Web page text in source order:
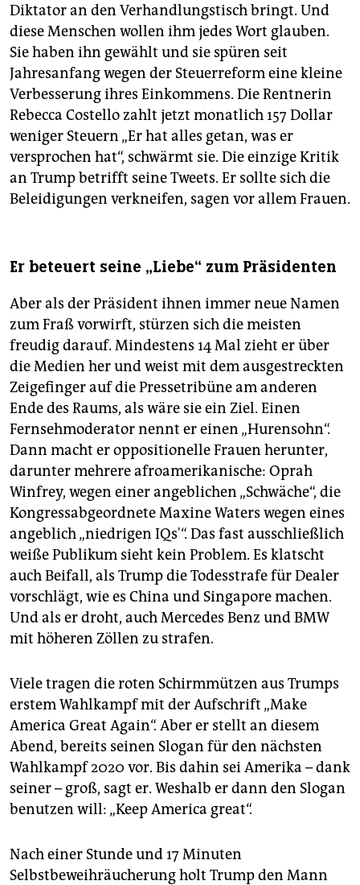
Diktator an den Verhandlungstisch bringt. Und
diese Menschen wollen ihm jedes Wort glauben.
Sie haben ihn gewählt und sie spüren seit
Jahresanfang wegen der Steuerreform eine kleine
Verbesserung ihres Einkommens. Die Rentnerin
Rebecca Costello zahlt jetzt monatlich 157 Dollar
weniger Steuern „Er hat alles getan, was er
versprochen hat“, schwärmt sie. Die einzige Kritik
an Trump betrifft seine Tweets. Er sollte sich die
Beleidigungen verkneifen, sagen vor allem Frauen.
Er beteuert seine „Liebe“ zum Präsidenten
Aber als der Präsident ihnen immer neue Namen
zum Fraß vorwirft, stürzen sich die meisten
freudig darauf. Mindestens 14 Mal zieht er über
die Medien her und weist mit dem ausgestreckten
Zeigefinger auf die Pressetribüne am anderen
Ende des Raums, als wäre sie ein Ziel. Einen
Fernsehmoderator nennt er einen „Hurensohn“.
Dann macht er oppositionelle Frauen herunter,
darunter mehrere afroamerikanische: Oprah
Winfrey, wegen einer angeblichen „Schwäche“, die
Kongressabgeordnete Maxine Waters wegen eines
angeblich „niedrigen IQs'“. Das fast ausschließlich
weiße Publikum sieht kein Problem. Es klatscht
auch Beifall, als Trump die Todesstrafe für Dealer
vorschlägt, wie es China und Singapore machen.
Und als er droht, auch Mercedes Benz und BMW
mit höheren Zöllen zu strafen.
Viele tragen die roten Schirmmützen aus Trumps
erstem Wahlkampf mit der Aufschrift „Make
America Great Again“. Aber er stellt an diesem
Abend, bereits seinen Slogan für den nächsten
Wahlkampf 2020 vor. Bis dahin sei Amerika – dank
seiner – groß, sagt er. Weshalb er dann den Slogan
benutzen will: „Keep America great“.
Nach einer Stunde und 17 Minuten
Selbstbeweihräucherung holt Trump den Mann